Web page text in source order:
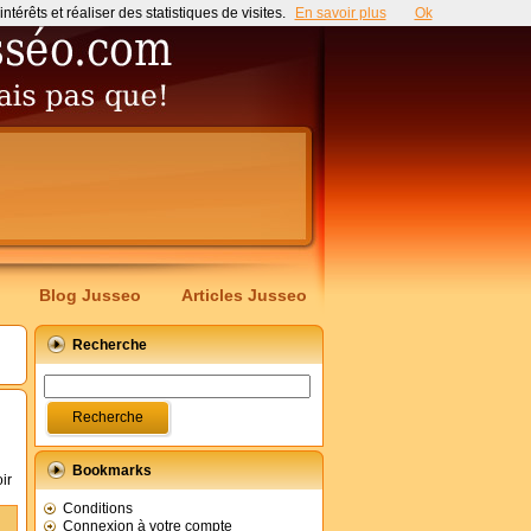
Blog Jusseo Articles Jusseo
Recherche
Bookmarks
Conditions
Connexion à votre compte
et réaliser des statistiques de visites. En savoir plus Ok